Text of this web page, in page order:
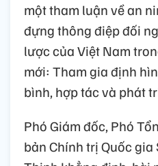
một tham luận về an
đựng thông điệp đối
lược của Việt Nam
mới: Tham gia định
bình, hợp tác và phát
Phó Giám đốc, Phó
bản Chính trị Quốc